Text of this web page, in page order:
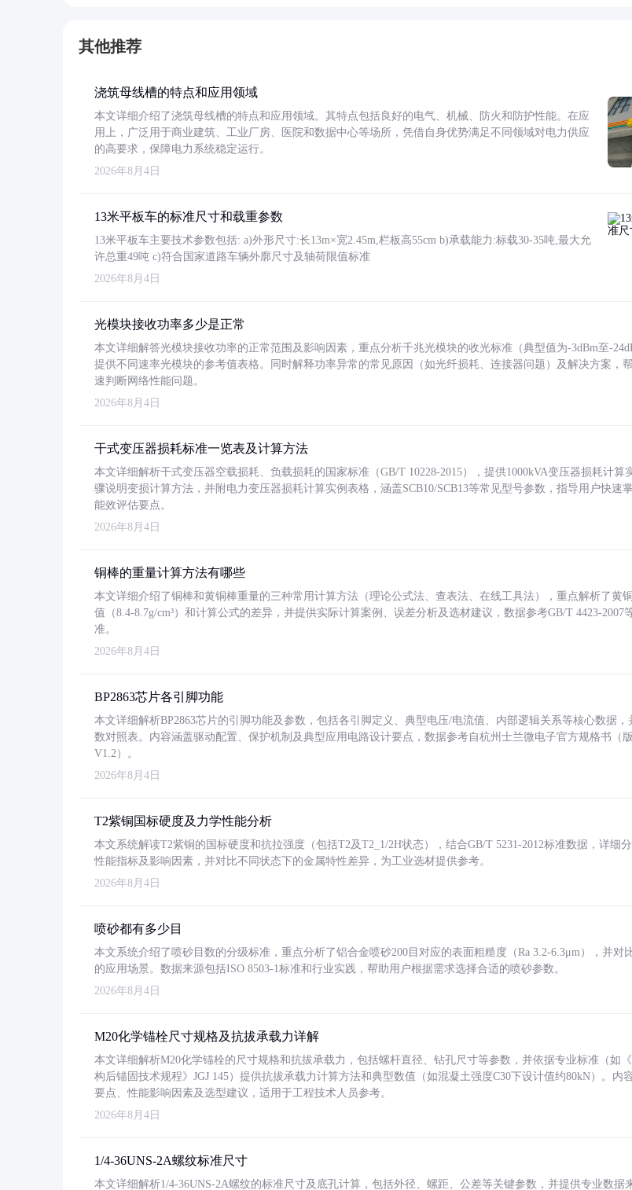
其他推荐
浇筑母线槽的特点和应用领域
本文详细介绍了浇筑母线槽的特点和应用领域。其特点包括良好的电气、机械、防火和防护性能。在应
用上，广泛用于商业建筑、工业厂房、医院和数据中心等场所，凭借自身优势满足不同领域对电力供应
的高要求，保障电力系统稳定运行。
2026年8月4日
13米平板车的标准尺寸和载重参数
13米平板车主要技术参数包括: a)外形尺寸:长13m×宽2.45m,栏板高55cm b)承载能力:标载30-35吨,最大允
许总重49吨 c)符合国家道路车辆外廓尺寸及轴荷限值标准
2026年8月4日
光模块接收功率多少是正常
本文详细解答光模块接收功率的正常范围及影响因素，重点分析千兆光模块的收光标准（典型值为-3dBm至-
提供不同速率光模块的参考值表格。同时解释功率异常的常见原因（如光纤损耗、连接器问题）及解决方案，
速判断网络性能问题。
2026年8月4日
干式变压器损耗标准一览表及计算方法
本文详细解析干式变压器空载损耗、负载损耗的国家标准（GB/T 10228-2015），提供1000kVA变压器损耗计算
骤说明变损计算方法，并附电力变压器损耗计算实例表格，涵盖SCB10/SCB13等常见型号参数，指导用户快速
能效评估要点。
2026年8月4日
铜棒的重量计算方法有哪些
本文详细介绍了铜棒和黄铜棒重量的三种常用计算方法（理论公式法、查表法、在线工具法），重点解析了黄
值（8.4-8.7g/cm³）和计算公式的差异，并提供实际计算案例、误差分析及选材建议，数据参考GB/T 4423-2007
准。
2026年8月4日
BP2863芯片各引脚功能
本文详细解析BP2863芯片的引脚功能及参数，包括各引脚定义、典型电压/电流值、内部逻辑关系等核心数据，
数对照表。内容涵盖驱动配置、保护机制及典型应用电路设计要点，数据参考自杭州士兰微电子官方规格书（
V1.2）。
2026年8月4日
T2紫铜国标硬度及力学性能分析
本文系统解读T2紫铜的国标硬度和抗拉强度（包括T2及T2_1/2H状态），结合GB/T 5231-2012标准数据，详细
性能指标及影响因素，并对比不同状态下的金属特性差异，为工业选材提供参考。
2026年8月4日
喷砂都有多少目
本文系统介绍了喷砂目数的分级标准，重点分析了铝合金喷砂200目对应的表面粗糙度（Ra 3.2-6.3μm），并对
的应用场景。数据来源包括ISO 8503-1标准和行业实践，帮助用户根据需求选择合适的喷砂参数。
2026年8月4日
M20化学锚栓尺寸规格及抗拔承载力详解
本文详细解析M20化学锚栓的尺寸规格和抗拔承载力，包括螺杆直径、钻孔尺寸等参数，并依据专业标准（如
构后锚固技术规程》JGJ 145）提供抗拔承载力计算方法和典型数值（如混凝土强度C30下设计值约80kN）。内
要点、性能影响因素及选型建议，适用于工程技术人员参考。
2026年8月4日
1/4-36UNS-2A螺纹标准尺寸
本文详细解析1/4-36UNS-2A螺纹的标准尺寸及底孔计算，包括外径、螺距、公差等关键参数，并提供专业数据